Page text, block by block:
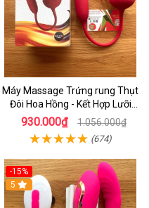
Máy Massage Trứng rung Thụt
Đôi Hoa Hồng - Kết Hợp Lưỡi
Liếm Kích Thích Âm Vật Cho Nữ
Tự Sướng
930.000₫ 1.056.000₫
(674)
-15%
5